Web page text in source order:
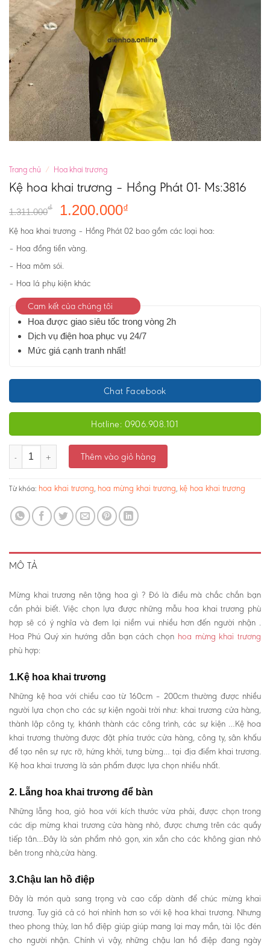
Trang chủ / Hoa khai trương
Kệ hoa khai trương – Hồng Phát 01- Ms:3816
1.311.000₫ 1.200.000₫
Kệ hoa khai trương – Hồng Phát 02 bao gồm các loại hoa:
– Hoa đồng tiền vàng.
– Hoa mõm sói.
– Hoa lá phụ kiện khác
Cam kết của chúng tôi
Hoa được giao siêu tốc trong vòng 2h
Dịch vụ điện hoa phục vụ 24/7
Mức giá cạnh tranh nhất!
Chat Facebook
Hotline: 0906.908.101
Kệ hoa khai trương - Hồng Phát 01- Ms:3816 số lượng
Thêm vào giỏ hàng
Từ khóa: hoa khai trương, hoa mừng khai trương, kệ hoa khai trương
MÔ TẢ
Mừng khai trương nên tặng hoa gì ? Đó là điều mà chắc chắn bạn
cần phải biết. Việc chọn lựa được những mẫu hoa khai trương phù
hợp sẽ có ý nghĩa và đem lại niềm vui nhiều hơn đến người nhận .
Hoa Phú Quý xin hướng dẫn bạn cách chọn hoa mừng khai trương
phù hợp:
1.Kệ hoa khai trương
Những kệ hoa với chiều cao từ 160cm – 200cm thường được nhiều
người lựa chọn cho các sự kiện ngoài trời như: khai trương cửa hàng,
thành lập công ty, khánh thành các công trình, các sự kiện …Kệ hoa
khai trương thường được đặt phía trước cửa hàng, công ty, sân khấu
để tạo nên sự rực rỡ, hứng khởi, tưng bừng… tại địa điểm khai trương.
Kệ hoa khai trương là sản phẩm được lựa chọn nhiều nhất.
2. Lẵng hoa khai trương để bàn
Những lẵng hoa, giỏ hoa với kích thước vừa phải, được chọn trong
các dịp mừng khai trương cửa hàng nhỏ, được chưng trên các quầy
tiếp tân…Đây là sản phẩm nhỏ gọn, xin xắn cho các không gian nhỏ
bên trong nhà,cửa hàng.
3.Chậu lan hồ điệp
Đây là món quà sang trọng và cao cấp dành để chúc mừng khai
trương. Tuy giá cả có hơi nhỉnh hơn so với kệ hoa khai trương. Nhưng
theo phong thủy, lan hồ điệp giúp giúp mang lại may mắn, tài lộc đén
cho người nhận. Chính vì vậy, những chậu lan hồ điệp đang ngày